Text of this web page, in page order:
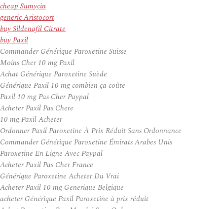
cheap Sumycin
generic Aristocort
buy Sildenafil Citrate
buy Paxil
Commander Générique Paroxetine Suisse
Moins Cher 10 mg Paxil
Achat Générique Paroxetine Suède
Générique Paxil 10 mg combien ça coûte
Paxil 10 mg Pas Cher Paypal
Acheter Paxil Pas Chere
10 mg Paxil Acheter
Ordonner Paxil Paroxetine À Prix Réduit Sans Ordonnance
Commander Générique Paroxetine Émirats Arabes Unis
Paroxetine En Ligne Avec Paypal
Acheter Paxil Pas Cher France
Générique Paroxetine Acheter Du Vrai
Acheter Paxil 10 mg Generique Belgique
acheter Générique Paxil Paroxetine à prix réduit